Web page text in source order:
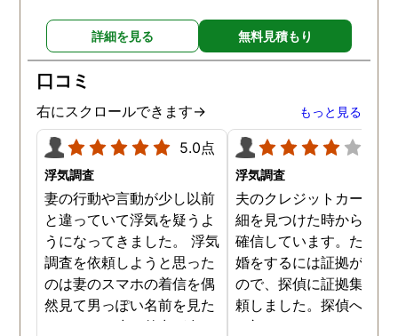
詳細を見る 無料見積もり
口コミ
右にスクロールできます→ もっと見る
5.0点
浮気調査
妻の行動や言動が少し以前
と違っていて浮気を疑うよ
うになってきました。 浮気
調査を依頼しようと思った
のは妻のスマホの着信を偶
然見て男っぽい名前を見た
からです。少し外出が多く
浮気調査
夫のクレジットカードの
細を見つけた時から不倫
確信しています。ただ、
婚をするには証拠が乏し
ので、探偵に証拠集めを
頼しました。探偵への依
は初めてではないので無